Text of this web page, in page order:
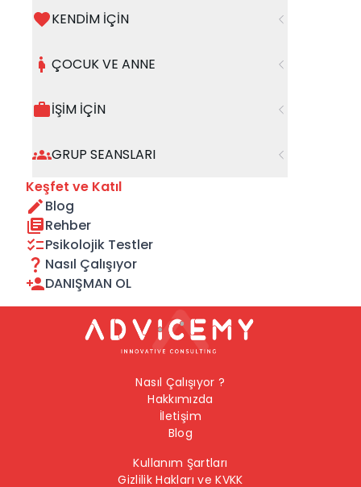
KENDİM İÇİN
ÇOCUK VE ANNE
İŞİM İÇİN
GRUP SEANSLARI
Keşfet ve Katıl
Blog
Rehber
Psikolojik Testler
Nasıl Çalışıyor
DANIŞMAN OL
halinde whatsapp hattımızdan iletişime
Nasıl Çalışıyor ?
Hakkımızda
İletişim
Blog
Kullanım Şartları
Gizlilik Hakları ve KVKK